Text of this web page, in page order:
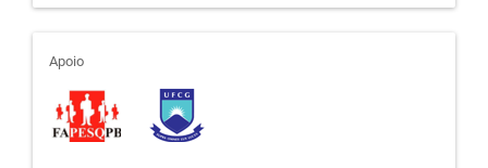
apoio
Apoio